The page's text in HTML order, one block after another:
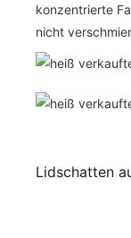
konzentrierte
nicht
Lidschatten